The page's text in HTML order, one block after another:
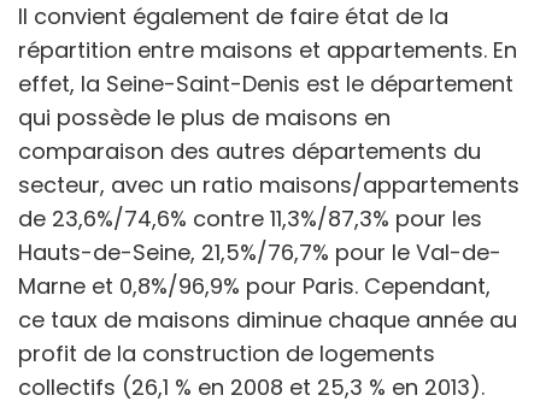
Il convient également de faire état de la
répartition entre maisons et appartements. En
effet, la Seine-Saint-Denis est le département
qui possède le plus de maisons en
comparaison des autres départements du
secteur, avec un ratio maisons/appartements
de 23,6%/74,6% contre 11,3%/87,3% pour les
Hauts-de-Seine, 21,5%/76,7% pour le Val-de-
Marne et 0,8%/96,9% pour Paris. Cependant,
ce taux de maisons diminue chaque année au
profit de la construction de logements
collectifs (26,1 % en 2008 et 25,3 % en 2013).